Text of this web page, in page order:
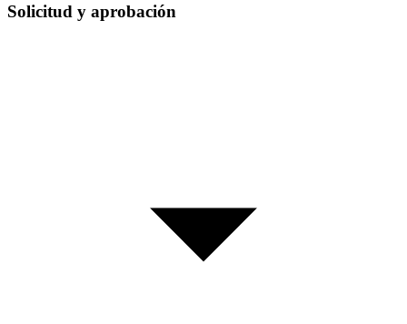
Solicitud y aprobación